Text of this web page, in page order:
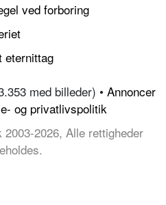
ved forboring
eternittag
med billeder) • Annoncer
og privatlivspolitik
2026, Alle rettigheder